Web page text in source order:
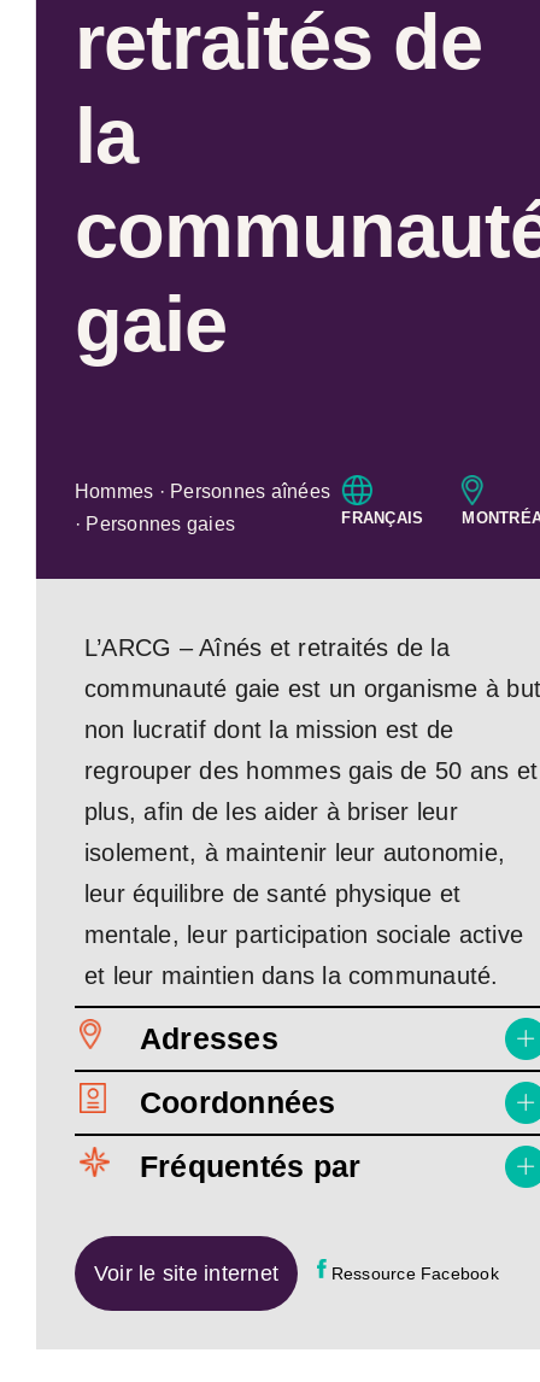
retraités de
la
gaie
Hommes · Personnes aînées
· Personnes gaies
FRANÇAIS
L’ARCG – Aînés et retraités de la
communauté gaie est un organisme à
non lucratif dont la mission est de
regrouper des hommes gais de 50 ans et
plus, afin de les aider à briser leur
isolement, à maintenir leur autonomie,
leur équilibre de santé physique et
mentale, leur participation sociale active
et leur maintien dans la communauté.
Adresses
Coordonnées
Fréquentés par
Voir le site internet Ressource Facebook